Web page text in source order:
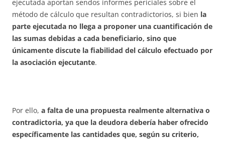
ejecutada aportan sendos informes periciales sobre el
método de cálculo que resultan contradictorios, si bien la
parte ejecutada no llega a proponer una cuantificación de
las sumas debidas a cada beneficiario, sino que
únicamente discute la fiabilidad del cálculo efectuado por
la asociación ejecutante.
Por ello, a falta de una propuesta realmente alternativa o
contradictoria, ya que la deudora debería haber ofrecido
específicamente las cantidades que, según su criterio,